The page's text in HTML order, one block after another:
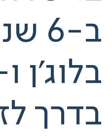
ב-6 שנים
בדרך